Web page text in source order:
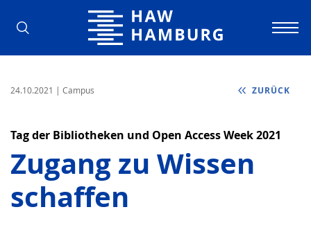
Hochschule für Angewandte
24.10.2021 | Campus ZURÜCK
Tag der Bibliotheken und Open Access Week 2021
Zugang zu Wissen
schaffen